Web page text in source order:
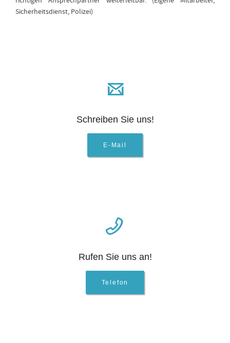
Sicherheitsdienst, Polizei)
Schreiben Sie uns!
E-Mail
Rufen Sie uns an!
Telefon